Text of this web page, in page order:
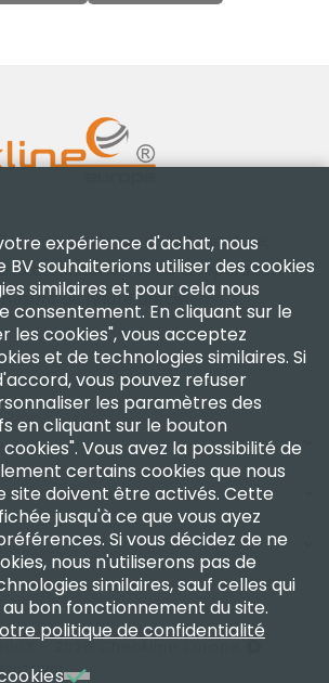
— spécialistes de la fourniture,
la certification et de la réparation
de haute précision.
- 2026 Checkline Europe
expérience d'achat, nous
BV souhaiterions utiliser des cookies
similaires et pour cela nous
consentement. En cliquant sur le
les cookies", vous acceptez
et de technologies similaires. Si
vous pouvez refuser
les paramètres des
en cliquant sur le bouton
Vous avez la possibilité de
certains cookies que nous
site doivent être activés. Cette
jusqu'à ce que vous ayez
Si vous décidez de ne
nous n'utiliserons pas de
similaires, sauf celles qui
bon fonctionnement du site.
politique de confidentialité